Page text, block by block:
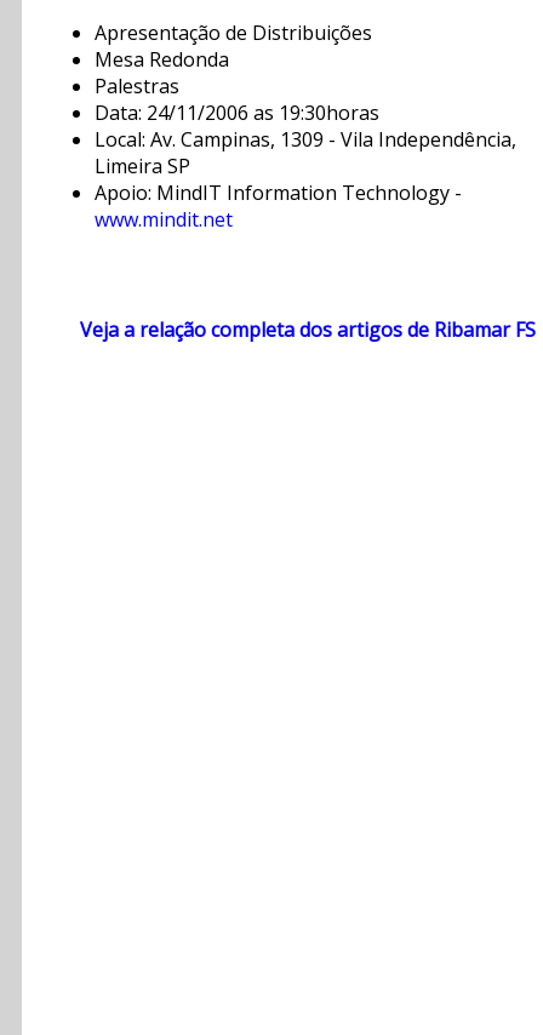
Apresentação de Distribuições
Mesa Redonda
Palestras
Data: 24/11/2006 as 19:30horas
Local: Av. Campinas, 1309 - Vila Independência,
Limeira SP
Apoio: MindIT Information Technology -
www.mindit.net
Veja a relação completa dos artigos de Ribamar FS